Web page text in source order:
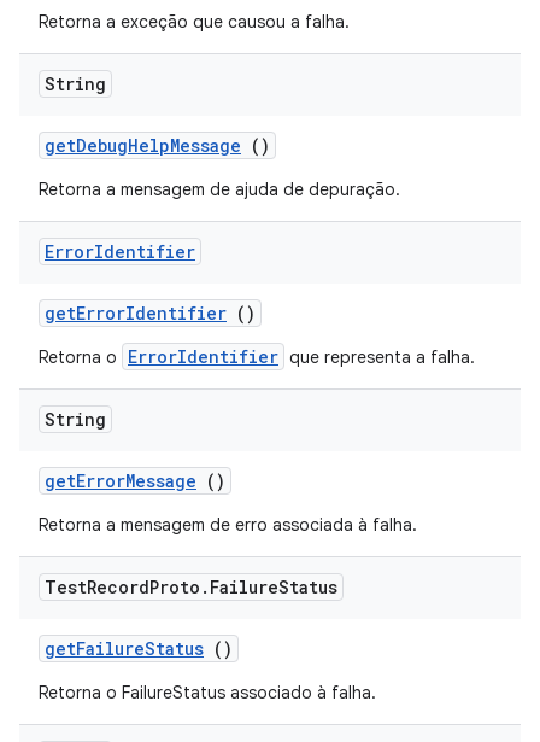
Retorna a exceção que causou a falha.
String
getDebugHelpMessage ()
Retorna a mensagem de ajuda de depuração.
ErrorIdentifier
getErrorIdentifier ()
Retorna o ErrorIdentifier que representa a falha.
String
getErrorMessage ()
Retorna a mensagem de erro associada à falha.
TestRecordProto . FailureStatus
getFailureStatus ()
Retorna o FailureStatus associado à falha.